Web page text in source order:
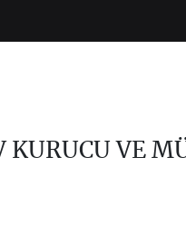
KURUCU VE